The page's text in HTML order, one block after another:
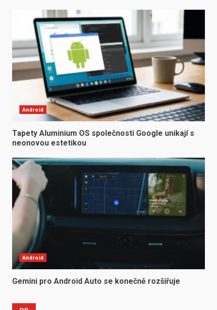
Android
Tapety Aluminium OS společnosti Google unikají s
neonovou estetikou
Android
Gemini pro Android Auto se konečně rozšiřuje